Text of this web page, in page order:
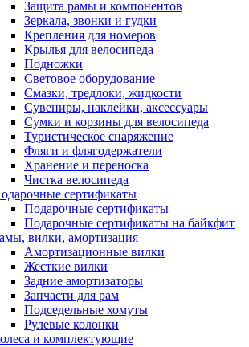
Защита рамы и компонентов
Зеркала, звонки и гудки
Крепления для номеров
Крылья для велосипеда
Подножки
Световое оборудование
Смазки, тредлоки, жидкости
Сувениры, наклейки, аксессуары
Сумки и корзины для велосипеда
Туристическое снаряжение
Фляги и флягодержатели
Хранение и переноска
Чистка велосипеда
сертификаты
Подарочные сертификаты
Подарочные сертификаты на байкфит
вилки, амортизация
Амортизационные вилки
Жесткие вилки
Задние амортизаторы
Запчасти для рам
Подседельные хомуты
Рулевые колонки
и комплектующие